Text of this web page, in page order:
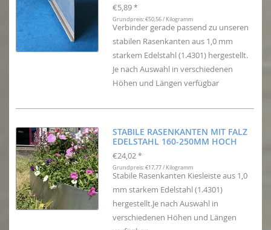
€5,89 *
Grundpreis: €50,56 / Kilogramm
Verbinder gerade passend zu unseren
stabilen Rasenkanten aus 1,0 mm
starkem Edelstahl (1.4301) hergestellt.
Je nach Auswahl in verschiedenen
Höhen und Längen verfügbar
STABILE RASENKANTEN MIT FALZ
EDELSTAHL 160-250MM HOCH
€24,02 *
Grundpreis: €17,77 / Kilogramm
Stabile Rasenkanten Kiesleiste aus 1,0
mm starkem Edelstahl (1.4301)
hergestellt.Je nach Auswahl in
verschiedenen Höhen und Längen